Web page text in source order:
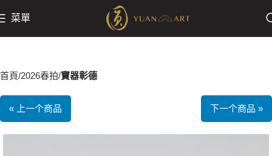
菜單
首頁 2026春拍 寶器彰德
« 上一个商品 下一个商品 »